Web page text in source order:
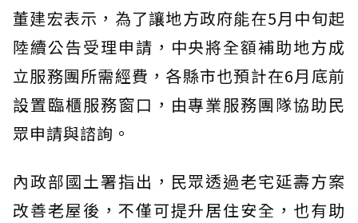
董建宏表示，為了讓地方政府能在5月中旬起
陸續公告受理申請，中央將全額補助地方成
立服務團所需經費，各縣市也預計在6月底前
設置臨櫃服務窗口，由專業服務團隊協助民
眾申請與諮詢。
內政部國土署指出，民眾透過老宅延壽方案
改善老屋後，不僅可提升居住安全，也有助